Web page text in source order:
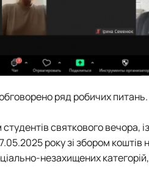
ряд робичих
святкового вечора,
року зі збором коштів
незахищених